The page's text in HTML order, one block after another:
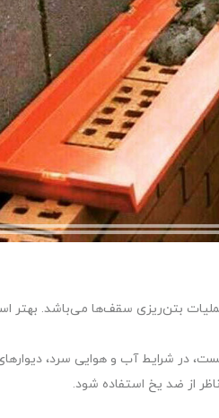
درجه سانتی‌گراد مجاز نیست، ‌در شرایط آب و هوایی
از ضد یخ استفاده شود.